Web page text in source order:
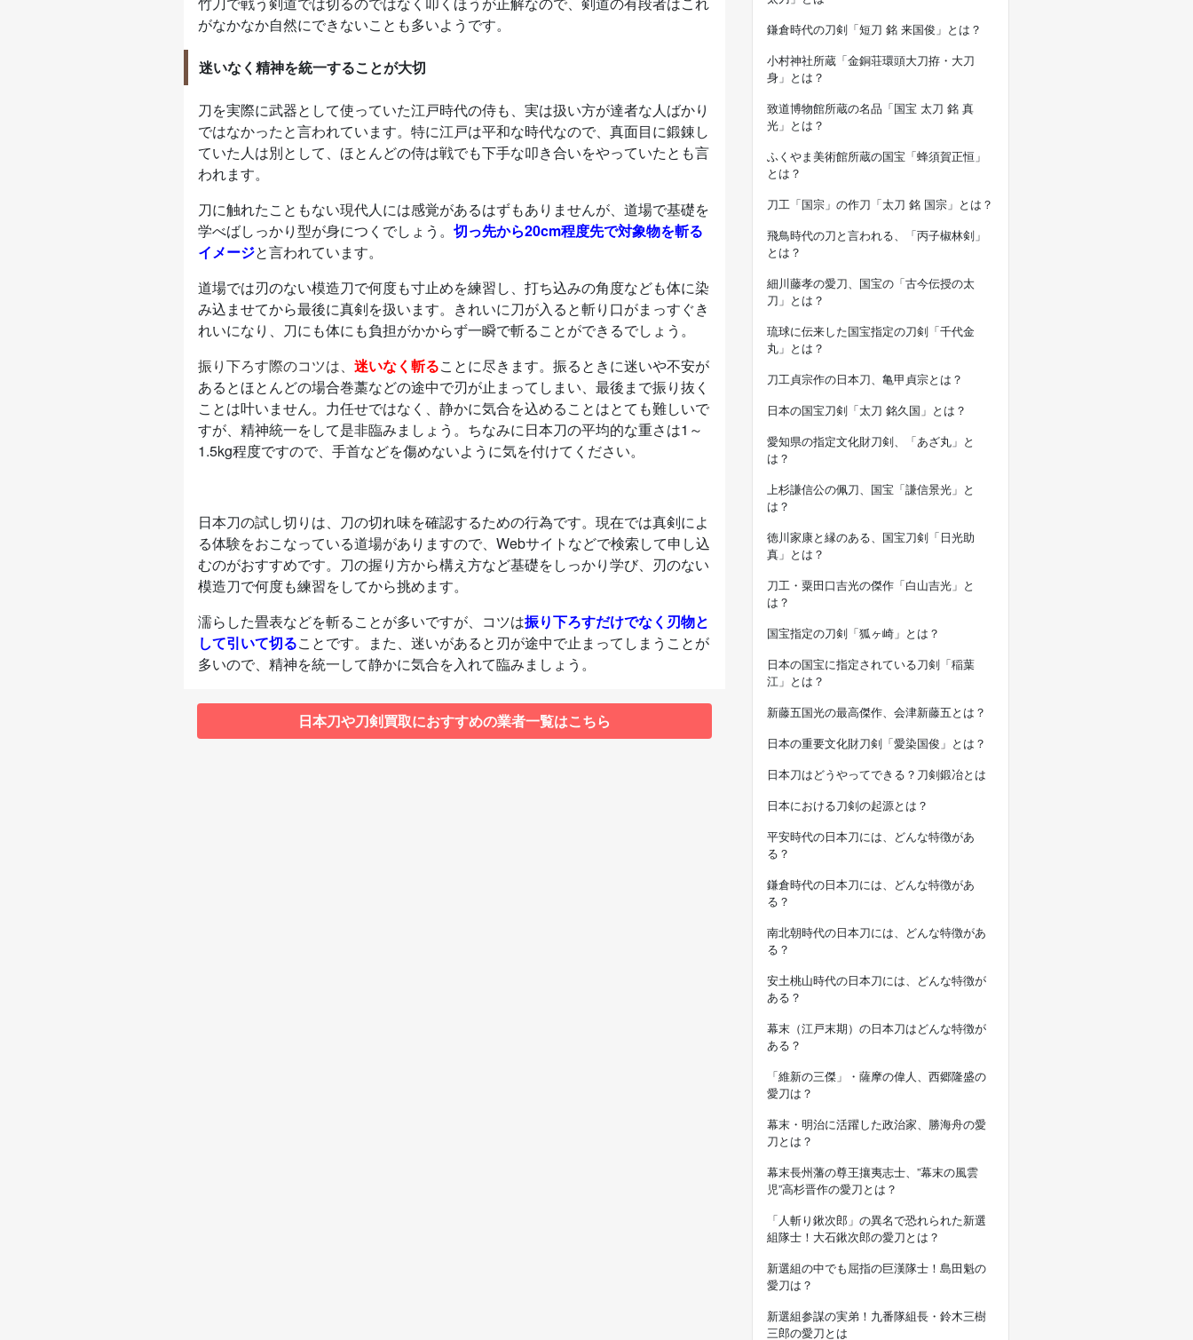
がなかなか自然にできないことも多いようです。
迷いなく精神を統一することが大切
刀を実際に武器として使っていた江戸時代の侍も、実は扱い方が達者な人ばかり
ではなかったと言われています。特に江戸は平和な時代なので、真面目に鍛錬し
ていた人は別として、ほとんどの侍は戦でも下手な叩き合いをやっていたとも言
われます。
刀に触れたこともない現代人には感覚があるはずもありませんが、道場で基礎を
学べばしっかり型が身につくでしょう。 切っ先から20cm程度先で対象物を斬る
イメージと言われています。
道場では刃のない模造刀で何度も寸止めを練習し、打ち込みの角度なども体に染
み込ませてから最後に真剣を扱います。きれいに刀が入ると斬り口がまっすぐき
れいになり、刀にも体にも負担がかからず一瞬で斬ることができるでしょう。
振り下ろす際のコツは、 迷いなく斬ることに尽きます。振るときに迷いや不安が
あるとほとんどの場合巻藁などの途中で刃が止まってしまい、最後まで振り抜く
ことは叶いません。力任せではなく、静かに気合を込めることはとても難しいで
すが、精神統一をして是非臨みましょう。ちなみに日本刀の平均的な重さは1～
1.5kg程度ですので、手首などを傷めないように気を付けてください。
日本刀の試し切りは、刀の切れ味を確認するための行為です。現在では真剣によ
る体験をおこなっている道場がありますので、Webサイトなどで検索して申し込
むのがおすすめです。刀の握り方から構え方など基礎をしっかり学び、刃のない
模造刀で何度も練習をしてから挑めます。
濡らした畳表などを斬ることが多いですが、コツは振り下ろすだけでなく刃物と
して引いて切ることです。また、迷いがあると刃が途中で止まってしまうことが
多いので、精神を統一して静かに気合を入れて臨みましょう。
日本刀や刀剣買取におすすめの業者一覧はこちら
鎌倉時代の刀剣「短刀 銘 来国俊」とは？
小村神社所蔵「金銅荘環頭大刀拵・大刀
身」とは？
致道博物館所蔵の名品「国宝 太刀 銘 真
光」とは？
ふくやま美術館所蔵の国宝「蜂須賀正恒」
とは？
刀工「国宗」の作刀「太刀 銘 国宗」とは？
飛鳥時代の刀と言われる、「丙子椒林剣」
とは？
細川藤孝の愛刀、国宝の「古今伝授の太
刀」とは？
琉球に伝来した国宝指定の刀剣「千代金
丸」とは？
刀工貞宗作の日本刀、亀甲貞宗とは？
日本の国宝刀剣「太刀 銘久国」とは？
愛知県の指定文化財刀剣、「あざ丸」と
は？
上杉謙信公の佩刀、国宝「謙信景光」と
は？
徳川家康と縁のある、国宝刀剣「日光助
真」とは？
刀工・粟田口吉光の傑作「白山吉光」と
は？
国宝指定の刀剣「狐ヶ崎」とは？
日本の国宝に指定されている刀剣「稲葉
江」とは？
新藤五国光の最高傑作、会津新藤五とは？
日本の重要文化財刀剣「愛染国俊」とは？
日本刀はどうやってできる？刀剣鍛冶とは
日本における刀剣の起源とは？
平安時代の日本刀には、どんな特徴があ
る？
鎌倉時代の日本刀には、どんな特徴があ
る？
南北朝時代の日本刀には、どんな特徴があ
る？
安土桃山時代の日本刀には、どんな特徴が
ある？
幕末（江戸末期）の日本刀はどんな特徴が
ある？
「維新の三傑」・薩摩の偉人、西郷隆盛の
愛刀は？
幕末・明治に活躍した政治家、勝海舟の愛
刀とは？
幕末長州藩の尊王攘夷志士、”幕末の風雲
児”高杉晋作の愛刀とは？
「人斬り鍬次郎」の異名で恐れられた新選
組隊士！大石鍬次郎の愛刀とは？
新選組の中でも屈指の巨漢隊士！島田魁の
愛刀は？
新選組参謀の実弟！九番隊組長・鈴木三樹
三郎の愛刀とは